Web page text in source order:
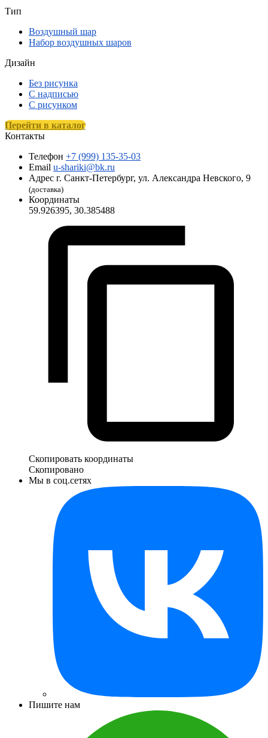
Тип
Воздушный шар
Набор воздушных шаров
Дизайн
Без рисунка
С надписью
С рисунком
Перейти в каталог
Контакты
Телефон +7 (999) 135-35-03
Email u-shariki@bk.ru
Адрес г. Санкт-Петербург, ул. Александра Невского, 9
(доставка)
Координаты
59.926395, 30.385488
Скопировать координаты
Скопировано
Мы в соц.сетях
Пишите нам